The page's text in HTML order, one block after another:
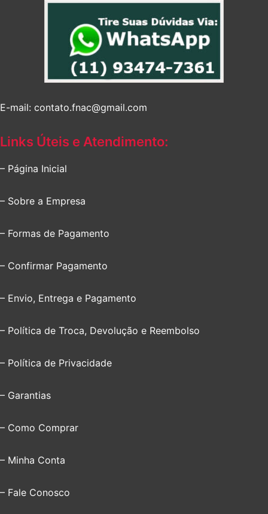
E-mail: contato.fnac@gmail.com
Links Úteis e Atendimento:
– Página Inicial
– Sobre a Empresa
– Formas de Pagamento
– Confirmar Pagamento
– Envio, Entrega e Pagamento
– Política de Troca, Devolução e Reembolso
– Política de Privacidade
– Garantias
– Como Comprar
– Minha Conta
– Fale Conosco